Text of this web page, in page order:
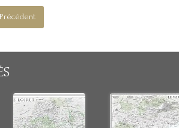
Précédent